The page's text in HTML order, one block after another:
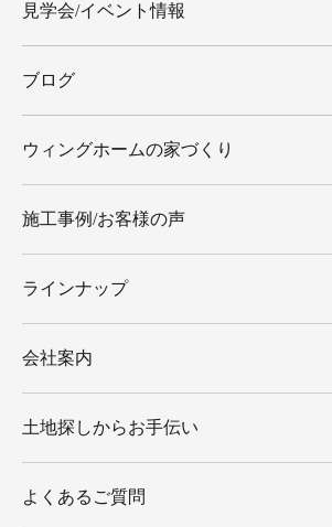
見学会/イベント情報
ブログ
ウィングホームの家づくり
施工事例/お客様の声
ラインナップ
会社案内
土地探しからお手伝い
よくあるご質問